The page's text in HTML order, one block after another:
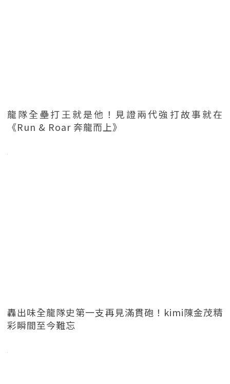
龍隊全壘打王就是他！見證兩代強打故事就在
《Run & Roar 奔龍而上》
轟出味全龍隊史第一支再見滿貫砲！kimi陳金茂精
彩瞬間至今難忘